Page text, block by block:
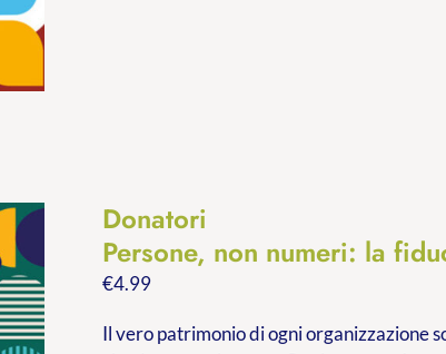
Donatori
Persone, non numeri: la
€4.99
Il vero patrimonio di ogni organizzazione